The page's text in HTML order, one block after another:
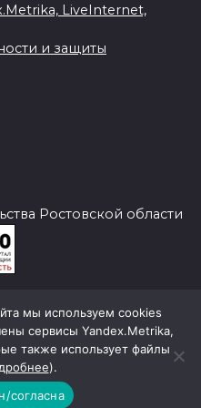
LiveInternet,
и защиты
Ростовской области
мы используем cookies
сервисы Yandex.Metrika,
также использует файлы
).
согласна